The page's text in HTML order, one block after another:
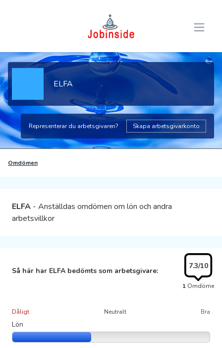
Open
ELFA
Representerar du arbetsgivaren? Skapa arbetsgivarkonto
Omdömen
ELFA - Anställdas omdömen om lön och andra
arbetsvillkor
Så här har ELFA bedömts som arbetsgivare:
7.3/10
1 Omdöme
Dåligt Neutralt Bra
Lön